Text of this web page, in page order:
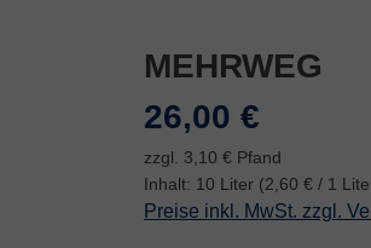
MEHRWEG
Regulärer Preis:
26,00 €
zzgl. 3,10 € Pfand
Inhalt: 10 Liter (2,60 € / 1
Preise inkl. MwSt. zzgl.